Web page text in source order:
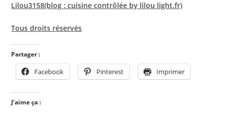
Lilou3158(blog : cuisine contrôlée by lilou light.fr)
Tous droits réservés
Partager :
Facebook Pinterest Imprimer
J’aime ça :